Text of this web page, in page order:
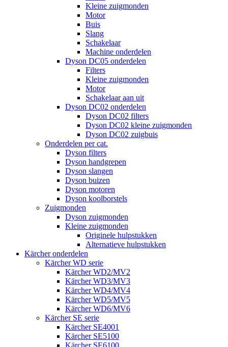
Kleine zuigmonden
Motor
Buis
Slang
Schakelaar
Machine onderdelen
Dyson DC05 onderdelen
Filters
Kleine zuigmonden
Motor
Schakelaar aan uit
Dyson DC02 onderdelen
Dyson DC02 filters
Dyson DC02 kleine zuigmonden
Dyson DC02 zuigbuis
Onderdelen per cat.
Dyson filters
Dyson handgrepen
Dyson slangen
Dyson buizen
Dyson motoren
Dyson koolborstels
Zuigmonden
Dyson zuigmonden
Kleine zuigmonden
Originele hulpstukken
Alternatieve hulpstukken
Kärcher onderdelen
Kärcher WD serie
Kärcher WD2/MV2
Kärcher WD3/MV3
Kärcher WD4/MV4
Kärcher WD5/MV5
Kärcher WD6/MV6
Kärcher SE serie
Kärcher SE4001
Kärcher SE5100
Kärcher SE6100